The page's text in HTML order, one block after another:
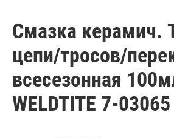
Смазка керамич.
цепи/тросов/
всесезонная
WELDTITE 7-03065